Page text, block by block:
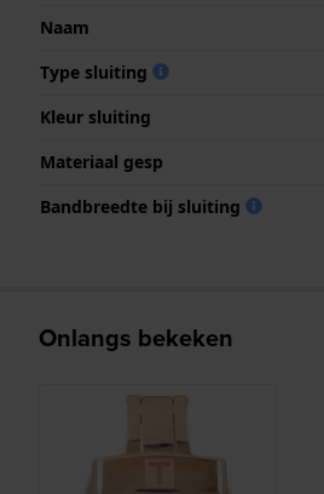
Naam
Type sluiting
Kleur sluiting
Materiaal gesp
Bandbreedte bij sluiting
Onlangs bekeken